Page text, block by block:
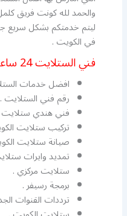
والحمد لله كونت فريق
في الكويت .
فني الستلايت 24 ساعة :-
افضل خدمات
رقم فني الستلايت .
فني هندي
تركيب ستلايت
صيانة ستلايت
تمديد وايرات
ستلايت مركزي .
برمجة رسيفر .
ترددات القنوات